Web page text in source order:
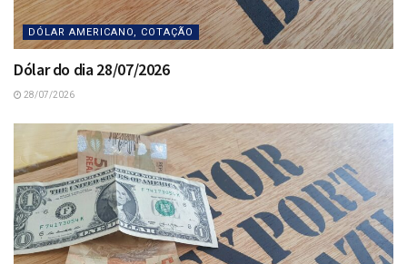
DÓLAR AMERICANO, COTAÇÃO
Dólar do dia 28/07/2026
28/07/2026